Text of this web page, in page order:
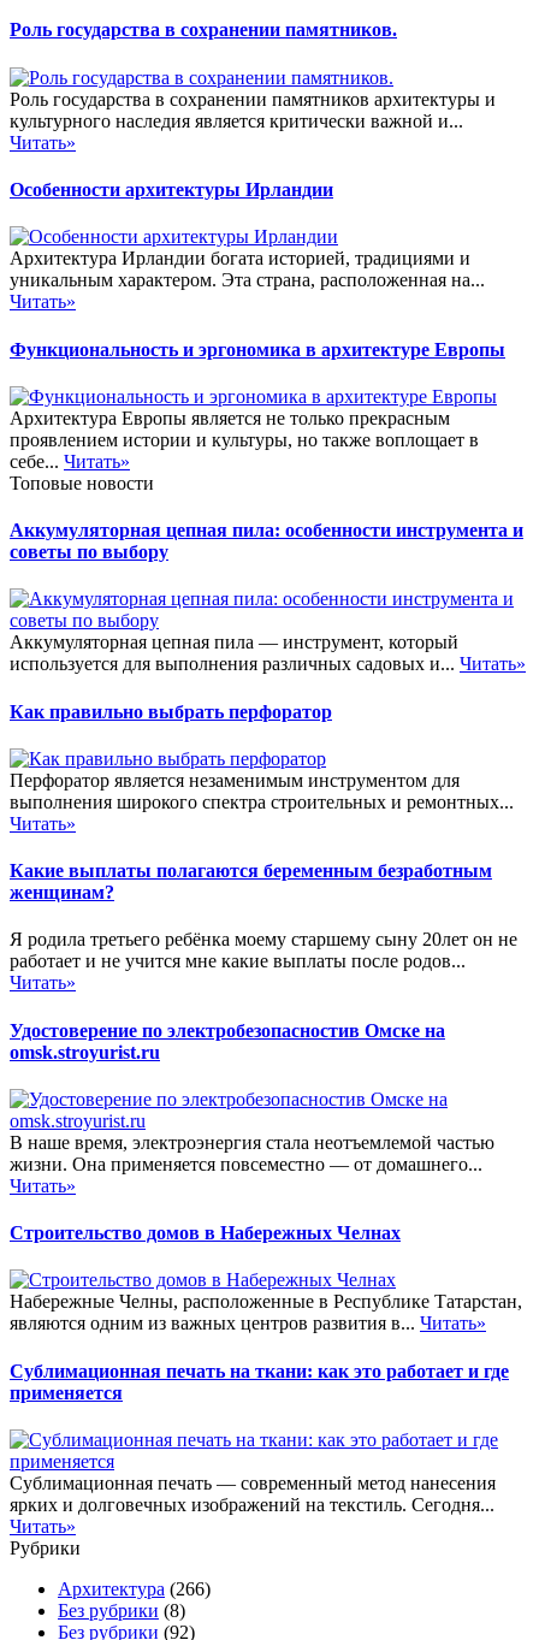
Роль государства в сохранении памятников.
Роль государства в сохранении памятников архитектуры и
культурного наследия является критически важной и...
Читать»
Особенности архитектуры Ирландии
Архитектура Ирландии богата историей, традициями и
уникальным характером. Эта страна, расположенная на...
Читать»
Функциональность и эргономика в архитектуре Европы
Архитектура Европы является не только прекрасным
проявлением истории и культуры, но также воплощает в
себе... Читать»
Топовые новости
Аккумуляторная цепная пила: особенности инструмента и
советы по выбору
Аккумуляторная цепная пила — инструмент, который
используется для выполнения различных садовых и... Читать»
Как правильно выбрать перфоратор
Перфоратор является незаменимым инструментом для
выполнения широкого спектра строительных и ремонтных...
Читать»
Какие выплаты полагаются беременным безработным
женщинам?
Я родила третьего ребёнка моему старшему сыну 20лет он не
работает и не учится мне какие выплаты после родов...
Читать»
Удостоверение по электробезопасностив Омске на
omsk.stroyurist.ru
В наше время, электроэнергия стала неотъемлемой частью
жизни. Она применяется повсеместно — от домашнего...
Читать»
Строительство домов в Набережных Челнах
Набережные Челны, расположенные в Республике Татарстан,
являются одним из важных центров развития в... Читать»
Сублимационная печать на ткани: как это работает и где
применяется
Сублимационная печать — современный метод нанесения
ярких и долговечных изображений на текстиль. Сегодня...
Читать»
Рубрики
Архитектура (266)
Без рубрики (8)
Без рубрики (92)